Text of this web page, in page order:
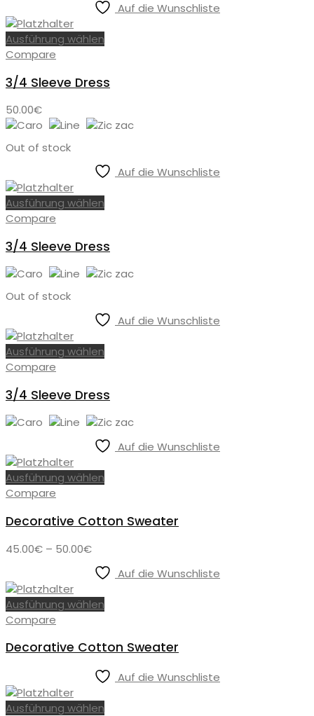
Auf die Wunschliste
Ausführung wählen
Compare
3/4 Sleeve Dress
50.00€
Out of stock
Auf die Wunschliste
Ausführung wählen
Compare
3/4 Sleeve Dress
Out of stock
Auf die Wunschliste
Ausführung wählen
Compare
3/4 Sleeve Dress
Auf die Wunschliste
Ausführung wählen
Compare
Decorative Cotton Sweater
45.00€ – 50.00€Preisspanne:
45.00€
bis
50.00€
Auf die Wunschliste
Ausführung wählen
Compare
Decorative Cotton Sweater
Auf die Wunschliste
Ausführung wählen